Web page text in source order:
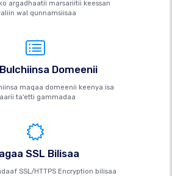
argadhaatii marsariitii keessan
wal qunnamsiisaa
Domeenii
maqaa domeenii keenya isa
ta'etti gammadaa
SSL Bilisaa
SSL/HTTPS Encryption bilisaa